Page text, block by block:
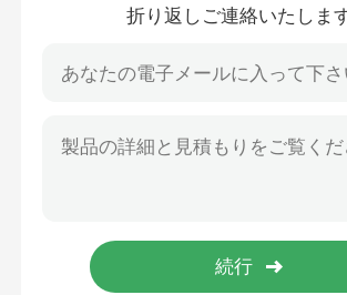
切り取られるヒューズ
折り返しご連絡いたしま